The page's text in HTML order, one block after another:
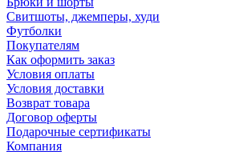
Свитшоты, джемперы, худи
Футболки
Покупателям
Как оформить заказ
Условия оплаты
Условия доставки
Возврат товара
Договор оферты
Подарочные сертификаты
Компания